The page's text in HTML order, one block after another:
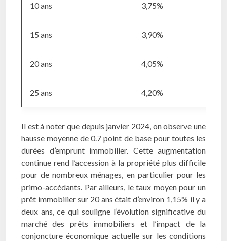
10 ans 3,75%
15 ans 3,90%
20 ans 4,05%
25 ans 4,20%
Il est à noter que depuis janvier 2024, on observe une
hausse moyenne de 0.7 point de base pour toutes les
durées d’emprunt immobilier. Cette augmentation
continue rend l’accession à la propriété plus difficile
pour de nombreux ménages, en particulier pour les
primo-accédants. Par ailleurs, le taux moyen pour un
prêt immobilier sur 20 ans était d’environ 1,15% il y a
deux ans, ce qui souligne l’évolution significative du
marché des prêts immobiliers et l’impact de la
conjoncture économique actuelle sur les conditions